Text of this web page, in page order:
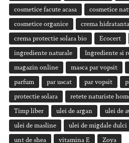
cosmetice facute acasa cosmetice
cosmetice organice crema hidratanta
crema protectie solara bio Ecocert
ingrediente naturale Ingrediente si
magazin online masca par vopsit
parfum par uscat par vopsit
protectie solara retete naturiste
Timp liber ulei de argan ulei de
ulei de masline ulei de migdale dulci
unt de shea vitamina E Zoya